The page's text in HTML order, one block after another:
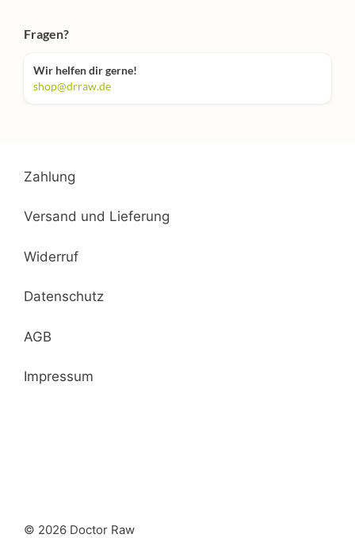
Fragen?
Wir helfen dir gerne!
shop@drraw.de
Zahlung
Versand und Lieferung
Widerruf
Datenschutz
AGB
Impressum
© 2026 Doctor Raw